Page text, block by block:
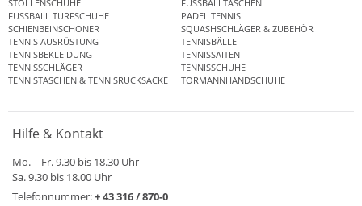
STOLLENSCHUHE
FUSSBALLTASCHEN
FUSSBALL TURFSCHUHE
PADEL TENNIS
SCHIENBEINSCHONER
SQUASHSCHLÄGER & ZUBEHÖR
TENNIS AUSRÜSTUNG
TENNISBÄLLE
TENNISBEKLEIDUNG
TENNISSAITEN
TENNISSCHLÄGER
TENNISSCHUHE
TENNISTASCHEN & TENNISRUCKSÄCKE
TORMANNHANDSCHUHE
Hilfe & Kontakt
Mo. – Fr. 9.30 bis 18.30 Uhr
Sa. 9.30 bis 18.00 Uhr
Telefonnummer:+ 43 316 / 870-0